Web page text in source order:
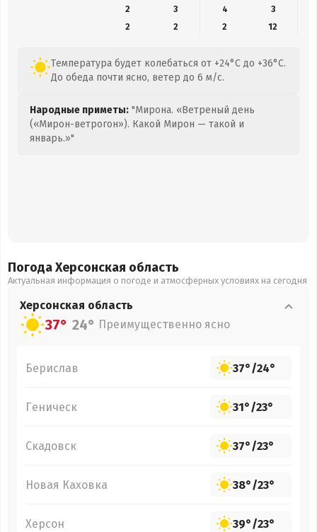
2
3 4
3
2
2 2 12
Температура будет колебаться от +24°C до +36°C.
До обеда почти ясно, ветер до 6 м/с.
Народные приметы: "Мирона. «Ветреный день
(«Мирон-ветрогон»). Какой Мирон — такой и
январь.»"
Погода Херсонская область
Актуальная информация о погоде и атмосферных условиях на сегодня
Херсонская область
37° 24° Преимущественно ясно
Берислав 37°/24°
Геническ 31°/23°
Скадовск 37°/23°
Новая Каховка 38°/23°
Херсон 39°/23°